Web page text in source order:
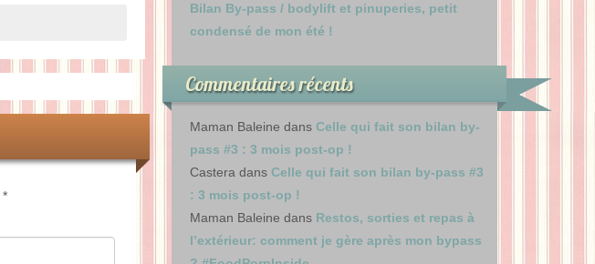
*
Bilan By-pass / bodylift et pinuperies, petit
condensé de mon été !
Commentaires récents
Maman Baleine dans Celle qui fait son bilan by-
pass #3 : 3 mois post-op !
Castera dans Celle qui fait son bilan by-pass #3
: 3 mois post-op !
Maman Baleine dans Restos, sorties et repas à
l’extérieur: comment je gère après mon bypass